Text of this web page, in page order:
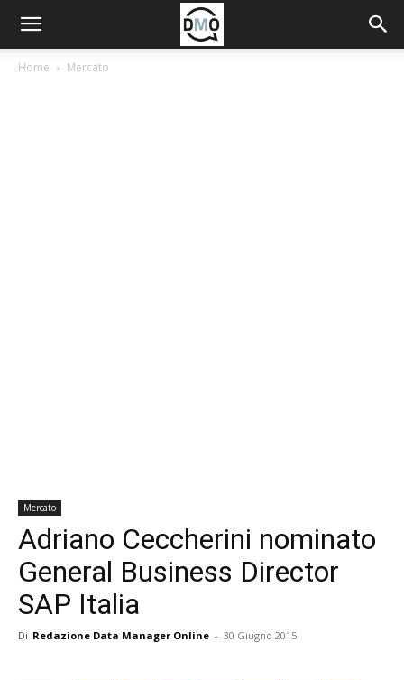
Home Mercato
Mercato
Adriano Ceccherini nominato
General Business Director
SAP Italia
Di Redazione Data Manager Online - 30 Giugno 2015